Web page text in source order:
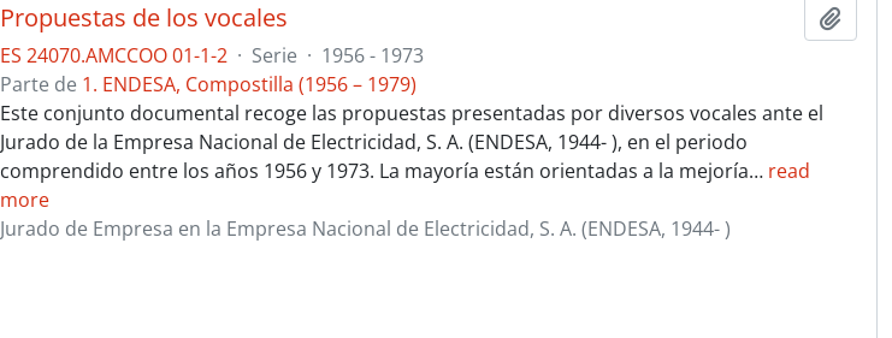
Propuestas de los vocales
ES 24070.AMCCOO 01-1-2 · Serie · 1956 - 1973
Parte de 1. ENDESA, Compostilla (1956 – 1979)
Este conjunto documental recoge las propuestas presentadas por diversos vocales ante el
Jurado de la Empresa Nacional de Electricidad, S. A. (ENDESA, 1944- ), en el periodo
comprendido entre los años 1956 y 1973. La mayoría están orientadas a la mejoría… read
more
Jurado de Empresa en la Empresa Nacional de Electricidad, S. A. (ENDESA, 1944- )